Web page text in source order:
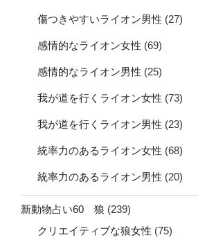
傷つきやすいライオン男性 (27)
感情的なライオン女性 (69)
感情的なライオン男性 (25)
我が道を行くライオン女性 (73)
我が道を行くライオン男性 (23)
統率力のあるライオン女性 (68)
統率力のあるライオン男性 (20)
新動物占い60 狼 (239)
クリエイティブな狼女性 (75)